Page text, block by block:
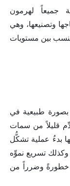
جميعاً لهرمون
وتصنيعها، وهي
النسب بين مستويات
بصورة طبيعية في
قليلاً من سمات
بدءُ عملية تشكُّل
وكذلك تسريع نموِّه
خطورةً وضرراً من